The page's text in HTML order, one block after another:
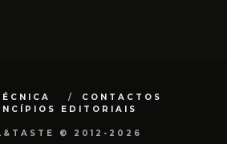
CONTACTOS
EDITORIAIS
© 2012-2026